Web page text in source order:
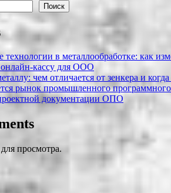
Поиск
в металлообработке: как
кассу для ООО
чем отличается от зенкера и
рынок промышленного
документации ОПО
просмотра.